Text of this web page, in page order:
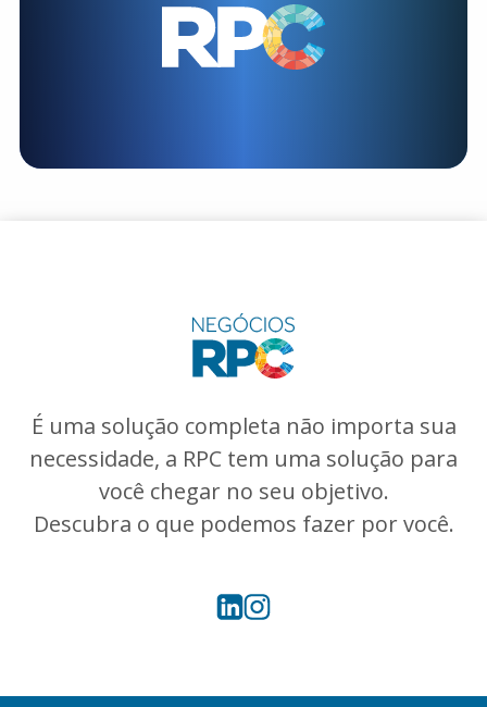
É uma solução completa não importa sua
necessidade, a RPC tem uma solução para
você chegar no seu objetivo.
Descubra o que podemos fazer por você.